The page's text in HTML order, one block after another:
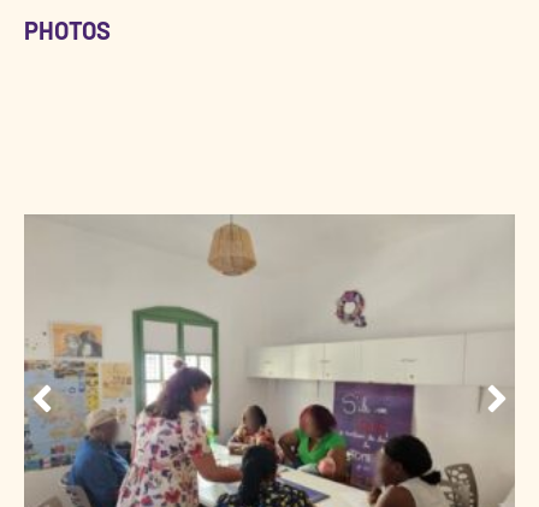
PHOTOS